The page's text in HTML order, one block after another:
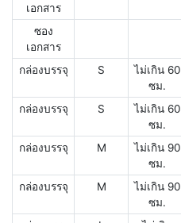
เอกสาร
ซอง
เอกสาร
กล่องบรรจุ S
ไม่เกิน 60
ซม.
กล่องบรรจุ S
ไม่เกิน 60
ซม.
กล่องบรรจุ M
ไม่เกิน 90
ซม.
กล่องบรรจุ M
ไม่เกิน 90
ซม.